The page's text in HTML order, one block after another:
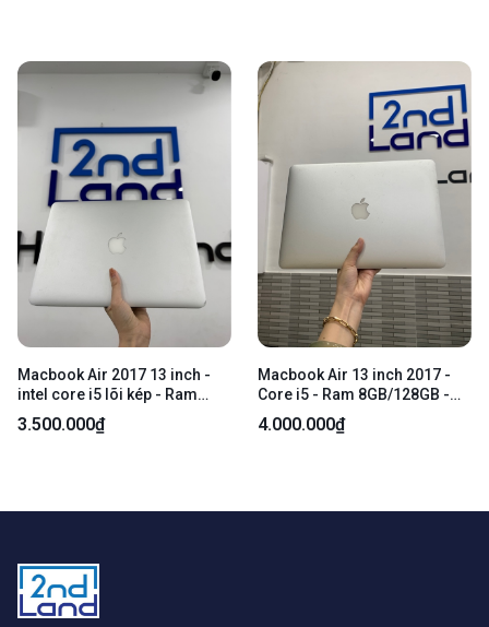
Macbook Air 2017 13 inch -
intel core i5 lõi kép - Ram
8gb/SSD 128gb - Màu bạc -
Pin 73% chu kì sạc 358 -
màn - Kèm sạc
3.500.000₫
Macbook Air 13 inch 2017 -
Core i5 - Ram 8GB/128GB -
Màu bạc - Pin bảo trì chu kì
sạc 537 lần - Ngoại hình: 97%
4.000.000₫